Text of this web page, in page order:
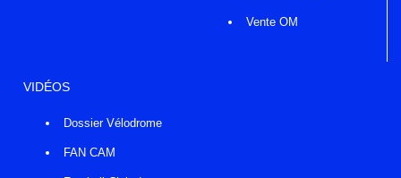
Vente OM
VIDÉOS
Dossier Vélodrome
FAN CAM